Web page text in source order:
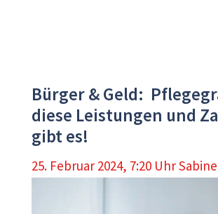
Bürger & Geld:
diese Leistungen und
gibt es!
25. Februar 2024, 7:20 Uhr